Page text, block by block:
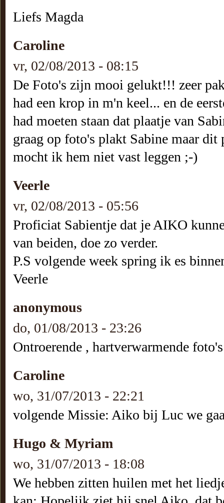
Liefs Magda
Caroline
vr, 02/08/2013 - 08:15
De Foto's zijn mooi gelukt!!! zeer
had een krop in m'n keel... en de
had moeten staan dat plaatje van
graag op foto's plakt Sabine maar
mocht ik hem niet vast leggen ;-)
Veerle
vr, 02/08/2013 - 05:56
Proficiat Sabientje dat je AIKO
van beiden, doe zo verder.
P.S volgende week spring ik es
Veerle
anonymous
do, 01/08/2013 - 23:26
Ontroerende , hartverwarmende
Caroline
wo, 31/07/2013 - 22:21
volgende Missie: Aiko bij Luc we
Hugo & Myriam
wo, 31/07/2013 - 18:08
We hebben zitten huilen met het